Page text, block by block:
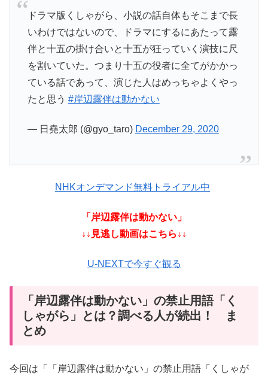
ドラマ版くしゃがら、小説の話自体もそこまで長
いわけではないので、ドラマにするにあたって露
伴と十五の掛け合いと十五が狂っていく演技に尺
を割いていた。つまり十五の役者に全てがかかっ
ている話であって、演じた人はめっちゃよくやっ
たと思う #岸辺露伴は動かない
— 日堯太郎 (@gyo_taro) December 29, 2020
NHKオンデマンド無料トライアル中
「岸辺露伴は動かない」
↓↓見逃し動画はこちら↓↓
U-NEXTで今すぐ観る
「岸辺露伴は動かない」の禁止用語「く
しゃがら」とは？調べる人が続出！ ま
とめ
今回は「「岸辺露伴は動かない」の禁止用語「くしゃが